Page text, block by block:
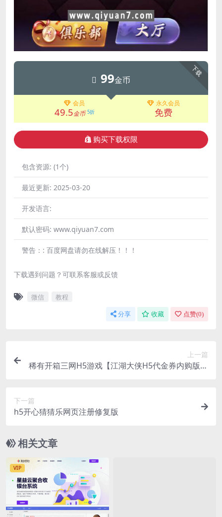
下载
99金币
会员
49.5金币 5折
永久会员
免费
购买下载权限
包含资源: (1个)
最近更新: 2025-03-20
开发语言:
默认密码: www.qiyuan7.com
警告：: 百度网盘请勿在线解压！！！
下载遇到问题？可联系客服或反馈
微信 教程
分享 收藏 点赞(0)
上一篇
稀有开箱三网H5游戏【江湖大侠H5代金券内购版】
程
下一篇
h5开心猜猜乐网页注册修复版
相关文章
VIP